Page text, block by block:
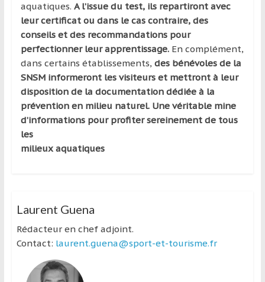
aquatiques. A l’issue du test, ils repartiront avec
leur certificat ou dans le cas contraire, des
conseils et des recommandations pour
perfectionner leur apprentissage. En complément,
dans certains établissements, des bénévoles de la
SNSM informeront les visiteurs et mettront à leur
disposition de la documentation dédiée à la
prévention en milieu naturel. Une véritable mine
d’informations pour profiter sereinement de tous
les
milieux aquatiques
Laurent Guena
Rédacteur en chef adjoint.
Contact: laurent.guena@sport-et-tourisme.fr